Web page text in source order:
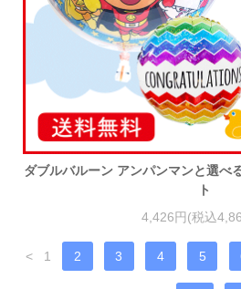
ダブルバルーン アンパンマンと選べ
ト
4,426円(税込
< 1 2 3 4 5